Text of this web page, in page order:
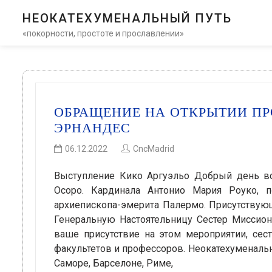
НЕОКАТЕХУМЕНАЛЬНЫЙ ПУТЬ
«покорности, простоте и прославлении»
ОБРАЩЕНИЕ НА ОТКРЫТИИ
ЭРНАНДЕС
06.12.2022 CncMadrid
Выступление Кико Аргуэльо Добрый день
Осоро. Кардинала Антонио Мария Роуко,
архиепископа-эмерита Палермо.
Генеральную Настоятельницу Сестер
ваше присутствие на этом мероприятии,
факультетов и профессоров.
Саморе, Барселоне, Риме,